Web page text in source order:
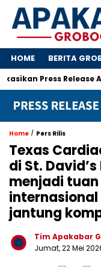
HOME BERITA
Press Release Anda!
Home / Pers Rilis
Texas
di St.
menjadi
jantung
Tim Apakabar
Jumat, 22 Mei